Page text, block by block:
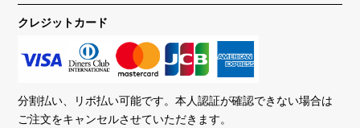
クレジットカード
分割払い、リボ払い可能です。本人認証が確認できない場合は
ご注文をキャンセルさせていただきます。